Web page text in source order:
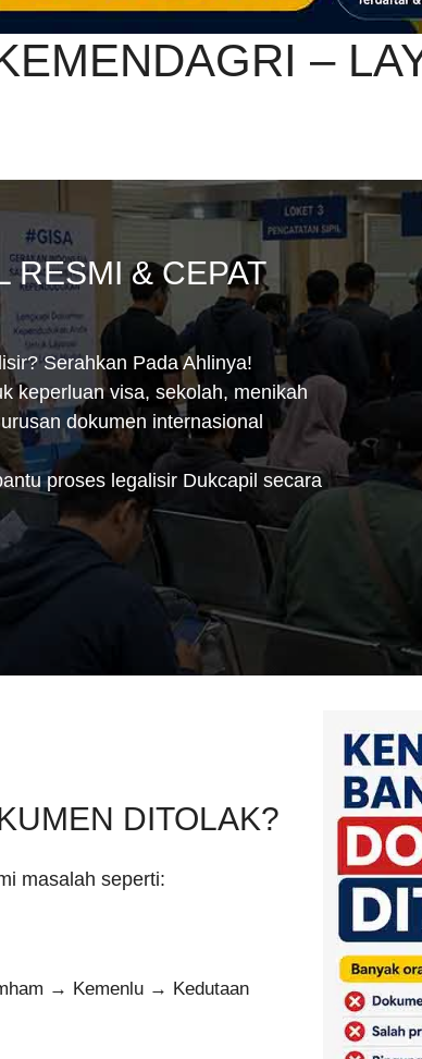
–
RESMI & CEPAT
Serahkan Pada Ahlinya!
keperluan visa, sekolah, menikah
dokumen internasional
proses legalisir Dukcapil secara
DITOLAK?
masalah seperti:
→ Kemenlu → Kedutaan